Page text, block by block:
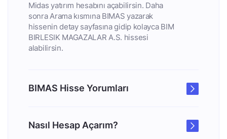
Midas yatırım hesabını açabilirsin. Daha
sonra Arama kısmına BIMAS yazarak
hissenin detay sayfasına gidip kolayca BIM
BIRLESIK MAGAZALAR A.S. hissesi
alabilirsin.
BIMAS Hisse Yorumları
Nasıl Hesap Açarım?